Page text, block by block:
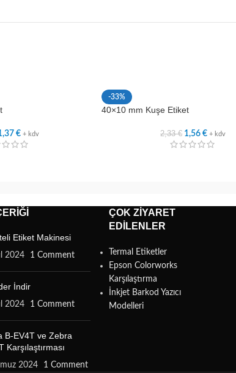
€ + kdv
-33%
40×10 mm Kuşe Etiket
2,33€ 1,56€ + kdv
Etiket Makinesi
2024 1 Comment
İndir
2024 1 Comment
B-EV4T ve Zebra
Karşılaştırması
2024 1 Comment
ÇOK ZIYARET
EDILENLER
Termal Etiketler
Epson Colorworks
Karşılaştırma
İnkjet Barkod Yazıcı
Modelleri